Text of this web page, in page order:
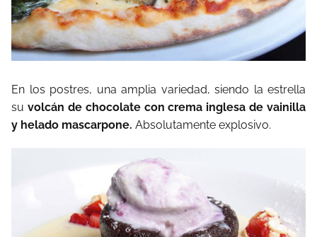
En los postres, una amplia variedad, siendo la estrella
su volcán de chocolate con crema inglesa de vainilla
y helado mascarpone. Absolutamente explosivo.